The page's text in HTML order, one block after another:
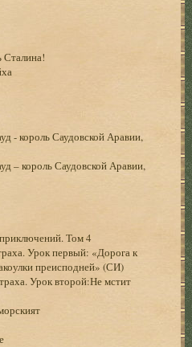
- король Саудовской Аравии,
– король Саудовской Аравии,
Том 4
Урок первый: «Дорога к
преисподней» (СИ)
Урок второй:Не мстит